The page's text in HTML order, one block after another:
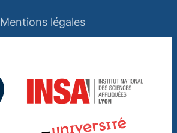
Mentions légales